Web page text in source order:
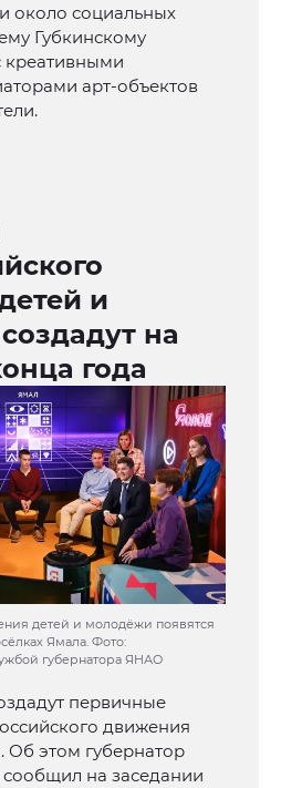
около социальных
Губкинскому
креативными
арт-объектов
и
на
года
детей и молодёжи появятся
Ямала. Фото:
губернатора ЯНАО
первичные
движения
Об этом губернатор
на заседании